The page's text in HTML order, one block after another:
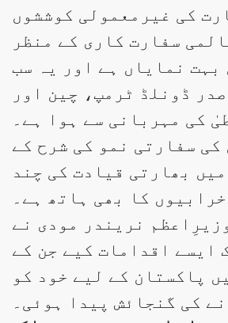
کی غیرمعمولی کوششوں
سفارت کاری کے منظر
بہت نمایاں ہے اور یہ سب
ڈونلڈ ٹرمپ، چین اور
کی مہربانی سے ہوا ہے۔
کی سفارتی نمو کی شرح کے
میں بھارتی قیادت کی چند
کا بھی ہاتھ ہے۔
نریندر مودی نے
ایسے اقدامات کیے جن کے
پاکستان کے لیے خود کو
کی گنجائش پیدا ہوئی۔